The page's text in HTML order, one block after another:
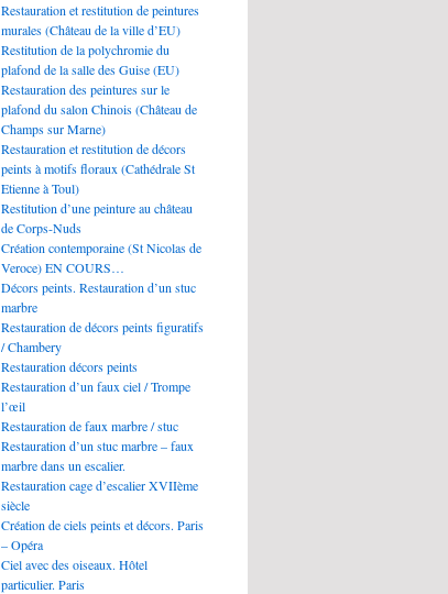
Restauration et restitution de peintures
murales (Château de la ville d’EU)
Restitution de la polychromie du
plafond de la salle des Guise (EU)
Restauration des peintures sur le
plafond du salon Chinois (Château de
Champs sur Marne)
Restauration et restitution de décors
peints à motifs floraux (Cathédrale St
Etienne à Toul)
Restitution d’une peinture au château
de Corps-Nuds
Création contemporaine (St Nicolas de
Veroce) EN COURS…
Décors peints. Restauration d’un stuc
marbre
Restauration de décors peints figuratifs
/ Chambery
Restauration décors peints
Restauration d’un faux ciel / Trompe
l’œil
Restauration de faux marbre / stuc
Restauration d’un stuc marbre – faux
marbre dans un escalier.
Restauration cage d’escalier XVIIème
siècle
Création de ciels peints et décors. Paris
– Opéra
Ciel avec des oiseaux. Hôtel
particulier. Paris